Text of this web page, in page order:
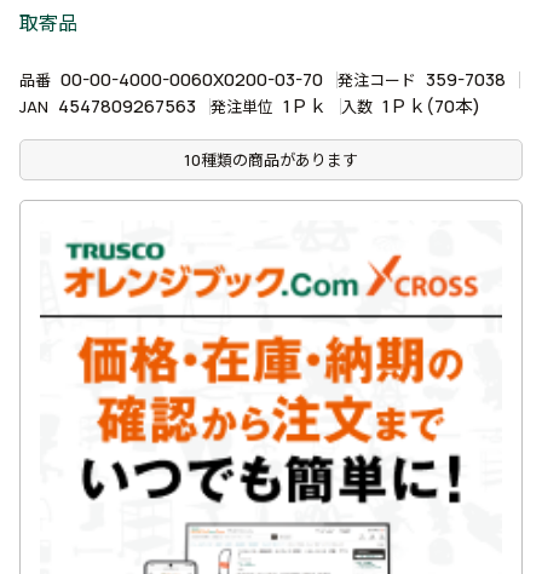
取寄品
品番 00-00-4000-0060X0200-03-70 発注コード 359-7038
JAN 4547809267563 発注単位 1Ｐｋ 入数 1Ｐｋ(70本)
10種類の商品があります